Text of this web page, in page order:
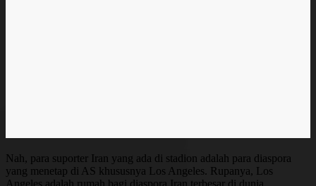
Nah, para suporter Iran yang ada di stadion adalah para diaspora
yang menetap di AS khususnya Los Angeles. Rupanya, Los
Angeles adalah rumah bagi diaspora Iran terbesar di dunia.